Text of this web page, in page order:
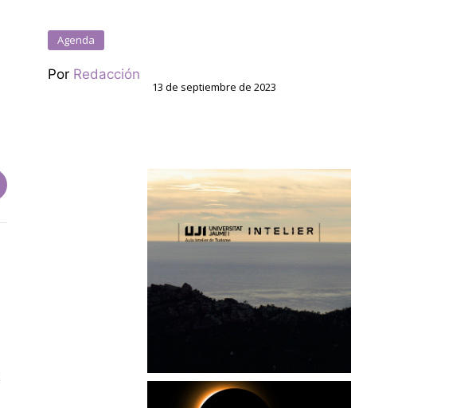
Agenda
Por Redacción
13 de septiembre de 2023